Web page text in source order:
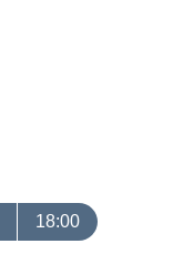
18:00